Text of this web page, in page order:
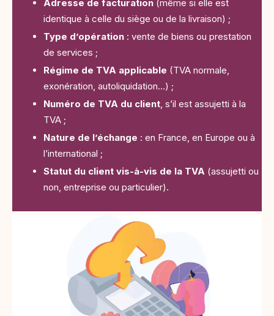
Adresse de facturation (même si elle est
identique à celle du siège ou de la livraison) ;
Type d’opération : vente de biens ou prestation
de services ;
Régime de TVA applicable (TVA normale,
exonération, autoliquidation…) ;
Numéro de TVA du client, s’il est assujetti à la
TVA ;
Nature de l’échange : en France, en Europe ou à
l’international ;
Statut du client vis-à-vis de la TVA (assujetti ou
non, entreprise ou particulier).